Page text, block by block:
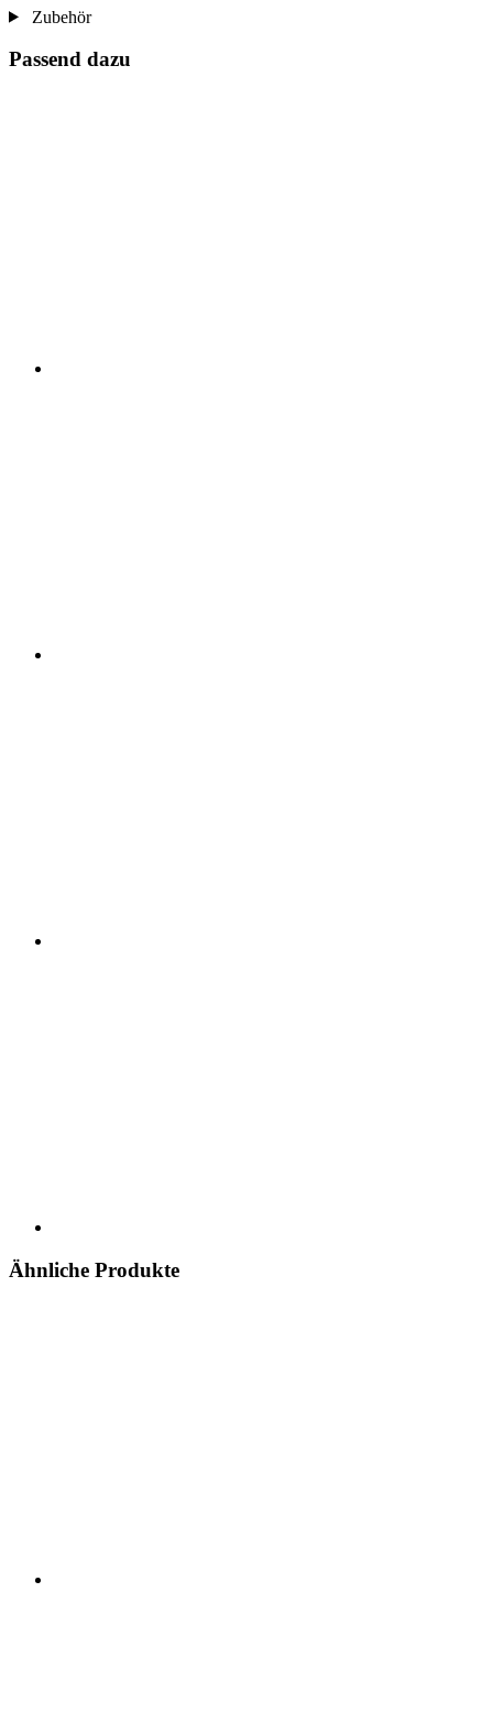
Zubehör
Passend dazu
Ähnliche Produkte